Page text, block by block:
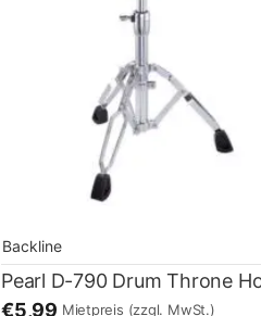
Backline
€5,99 Mietpreis (zzgl. MwSt.)